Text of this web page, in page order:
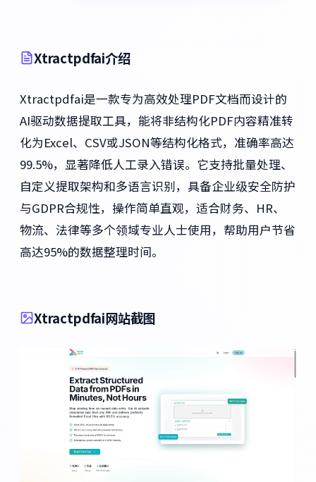
Xtractpdfai介绍
Xtractpdfai是一款专为高效处理PDF文档而设计的
AI驱动数据提取工具，能将非结构化PDF内容精准转
化为Excel、CSV或JSON等结构化格式，准确率高达
99.5%，显著降低人工录入错误。它支持批量处理、
自定义提取架构和多语言识别，具备企业级安全防护
与GDPR合规性，操作简单直观，适合财务、HR、
物流、法律等多个领域专业人士使用，帮助用户节省
高达95%的数据整理时间。
Xtractpdfai网站截图